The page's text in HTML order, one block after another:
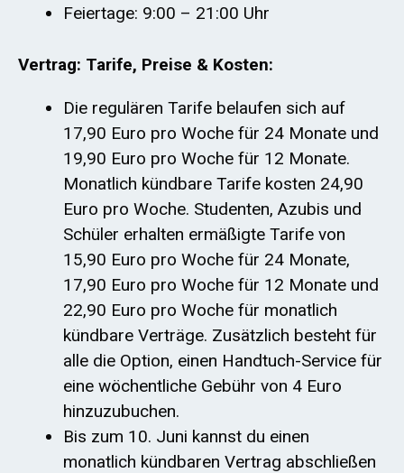
Feiertage: 9:00 – 21:00 Uhr
Vertrag: Tarife, Preise & Kosten:
Die regulären Tarife belaufen sich auf
17,90 Euro pro Woche für 24 Monate und
19,90 Euro pro Woche für 12 Monate.
Monatlich kündbare Tarife kosten 24,90
Euro pro Woche. Studenten, Azubis und
Schüler erhalten ermäßigte Tarife von
15,90 Euro pro Woche für 24 Monate,
17,90 Euro pro Woche für 12 Monate und
22,90 Euro pro Woche für monatlich
kündbare Verträge. Zusätzlich besteht für
alle die Option, einen Handtuch-Service für
eine wöchentliche Gebühr von 4 Euro
hinzuzubuchen.
Bis zum 10. Juni kannst du einen
monatlich kündbaren Vertrag abschließen